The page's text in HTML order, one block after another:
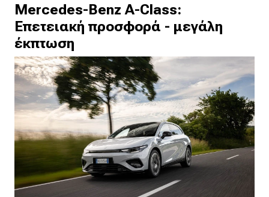
Mercedes-Benz A-Class:
Επετειακή προσφορά - μεγάλη
έκπτωση